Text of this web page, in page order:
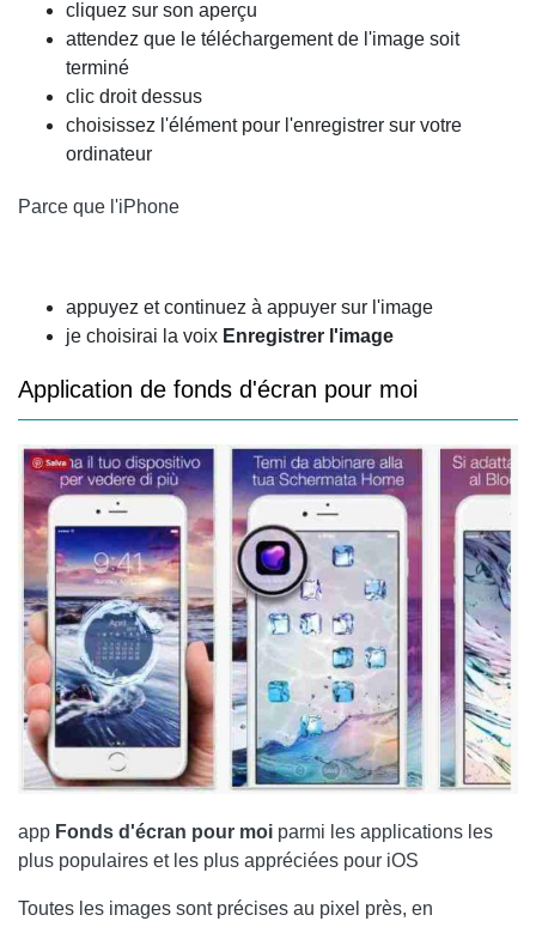
cliquez sur son aperçu
attendez que le téléchargement de l'image soit
terminé
clic droit dessus
choisissez l'élément pour l'enregistrer sur votre
ordinateur
Parce que l'iPhone
appuyez et continuez à appuyer sur l'image
je choisirai la voix Enregistrer l'image
Application de fonds d'écran pour moi
app Fonds d'écran pour moi parmi les applications les
plus populaires et les plus appréciées pour iOS
Toutes les images sont précises au pixel près, en